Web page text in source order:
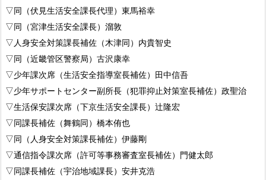
▽同（伏見生活安全課長代理）東馬裕幸
▽同（宮津生活安全課長）溜敦
▽人身安全対策課長補佐（木津同）内貴智史
▽同（近畿管区警察局）古沢康幸
▽少年課次席（生活安全指導室長補佐）田中信吾
▽少年サポートセンター副所長（犯罪抑止対策室長補佐）政聖治
▽生活保安課次席（下京生活安全課長）辻隆宏
▽同課長補佐（舞鶴同）橋本侑也
▽同（人身安全対策課長補佐）伊藤剛
▽通信指令課次席（許可等事務審査室長補佐）門健太郎
▽同課長補佐（宇治地域課長）安井克浩